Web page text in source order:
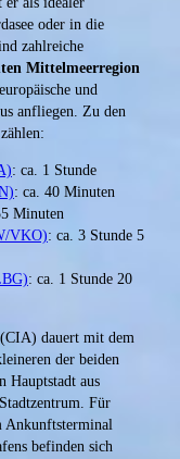
oder in die
zahlreiche
Mittelmeerregion
und
anfliegen. Zu den
: ca. 1 Stunde
: ca. 40 Minuten
Minuten
VKO): ca. 3 Stunde 5
: ca. 1 Stunde 20
(CIA) dauert mit dem
der beiden
Hauptstadt aus
Für
Ankunftsterminal
befinden sich